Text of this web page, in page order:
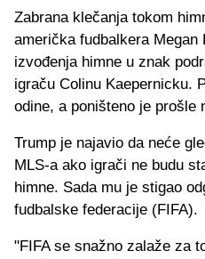
Zabrana klečanja tokom
američka fudbalkera
izvođenja himne u znak
igraču Colinu Kaepernicku.
odine, a poništeno je prošle
Trump je najavio da neće
MLS-a ako igrači ne budu
himne. Sada mu je stigao
fudbalske federacije (FIFA).
"FIFA se snažno zalaže za